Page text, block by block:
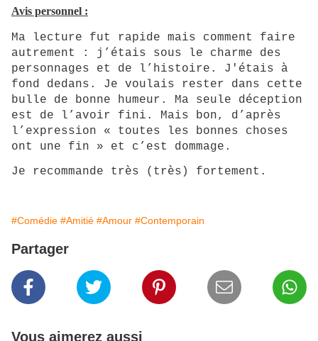
Avis personnel :
Ma lecture fut rapide mais comment faire
autrement : j’étais sous le charme des
personnages et de l’histoire. J'étais à
fond dedans. Je voulais rester dans cette
bulle de bonne humeur. Ma seule déception
est de l’avoir fini. Mais bon, d’après
l’expression « toutes les bonnes choses
ont une fin » et c’est dommage.
Je recommande très (très) fortement.
#Comédie #Amitié #Amour #Contemporain
Partager
Vous aimerez aussi